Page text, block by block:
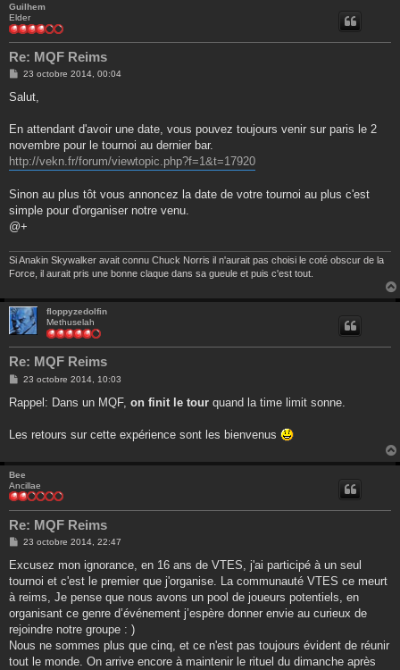
Guilhem
Elder
Re: MQF Reims
M
s
g
23 octobre 2014, 00:04
Salut,
En attendant d'avoir une date, vous pouvez toujours venir sur paris le 2
novembre pour le tournoi au dernier bar.
http://vekn.fr/forum/viewtopic.php?f=1&t=17920
Sinon au plus tôt vous annoncez la date de votre tournoi au plus c'est
simple pour d'organiser notre venu.
@+
Si Anakin Skywalker avait connu Chuck Norris il n'aurait pas choisi le coté obscur de la
Force, il aurait pris une bonne claque dans sa gueule et puis c'est tout.
floppyzedolfin
Methuselah
Re: MQF Reims
M
s
g
23 octobre 2014, 10:03
Rappel: Dans un MQF, on finit le tour quand la time limit sonne.
Les retours sur cette expérience sont les bienvenus
Bee
Ancillae
Re: MQF Reims
M
s
a
g
23 octobre 2014, 22:47
Excusez mon ignorance, en 16 ans de VTES, j'ai participé à un seul
tournoi et c'est le premier que j'organise. La communauté VTES ce meurt
à reims, Je pense que nous avons un pool de joueurs potentiels, en
organisant ce genre d’événement j’espère donner envie au curieux de
rejoindre notre groupe : )
Nous ne sommes plus que cinq, et ce n'est pas toujours évident de réunir
tout le monde. On arrive encore à maintenir le rituel du dimanche après